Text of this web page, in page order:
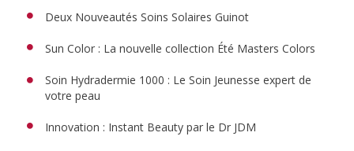
Deux Nouveautés Soins Solaires Guinot
Sun Color : La nouvelle collection Été Masters Colors
Soin Hydradermie 1000 : Le Soin Jeunesse expert de
votre peau
Innovation : Instant Beauty par le Dr JDM